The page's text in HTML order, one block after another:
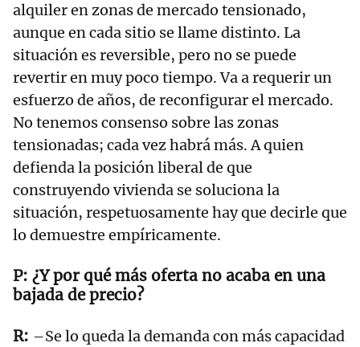
alquiler en zonas de mercado tensionado,
aunque en cada sitio se llame distinto. La
situación es reversible, pero no se puede
revertir en muy poco tiempo. Va a requerir un
esfuerzo de años, de reconfigurar el mercado.
No tenemos consenso sobre las zonas
tensionadas; cada vez habrá más. A quien
defienda la posición liberal de que
construyendo vivienda se soluciona la
situación, respetuosamente hay que decirle que
lo demuestre empíricamente.
¿Y por qué más oferta no acaba en una
bajada de precio?
–Se lo queda la demanda con más capacidad